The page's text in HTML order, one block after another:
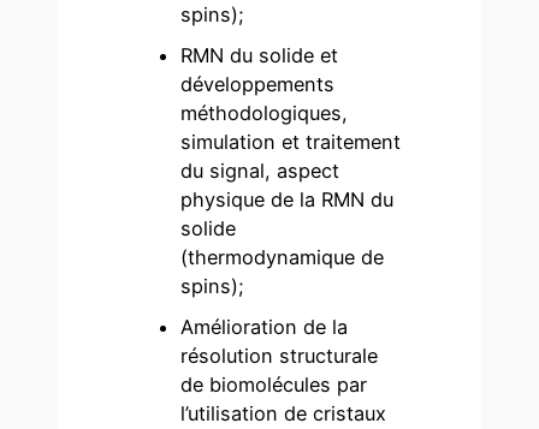
spins);
RMN du solide et
développements
méthodologiques,
simulation et traitement
du signal, aspect
physique de la RMN du
solide
(thermodynamique de
spins);
Amélioration de la
résolution structurale
de biomolécules par
l’utilisation de cristaux